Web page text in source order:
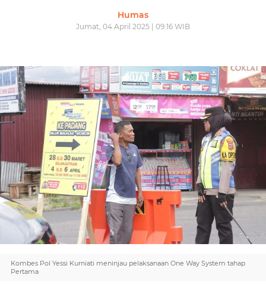
Humas
Jumat, 04 April 2025 | 09:16 WIB
Kombes Pol Yessi Kurniati meninjau pelaksanaan One Way System tahap
Pertama